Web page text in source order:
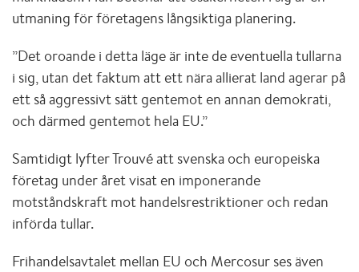
utmaning för företagens långsiktiga planering.
”Det oroande i detta läge är inte de eventuella tullarna
i sig, utan det faktum att ett nära allierat land agerar på
ett så aggressivt sätt gentemot en annan demokrati,
och därmed gentemot hela EU.”
Samtidigt lyfter Trouvé att svenska och europeiska
företag under året visat en imponerande
motståndskraft mot handelsrestriktioner och redan
införda tullar.
Frihandelsavtalet mellan EU och Mercosur ses även